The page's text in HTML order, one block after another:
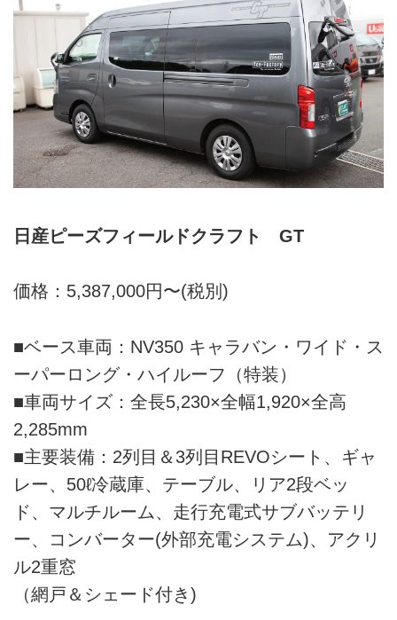
日産ピーズフィールドクラフト GT
価格：5,387,000円〜(税別)
■ベース車両：NV350 キャラバン・ワイド・ス
ーパーロング・ハイルーフ（特装）
■車両サイズ：全長5,230×全幅1,920×全高
2,285mm
■主要装備：2列目＆3列目REVOシート、ギャ
レー、50ℓ冷蔵庫、テーブル、リア2段ベッ
ド、マルチルーム、走行充電式サブバッテリ
ー、コンバーター(外部充電システム)、アクリ
ル2重窓
（網戸＆シェード付き)